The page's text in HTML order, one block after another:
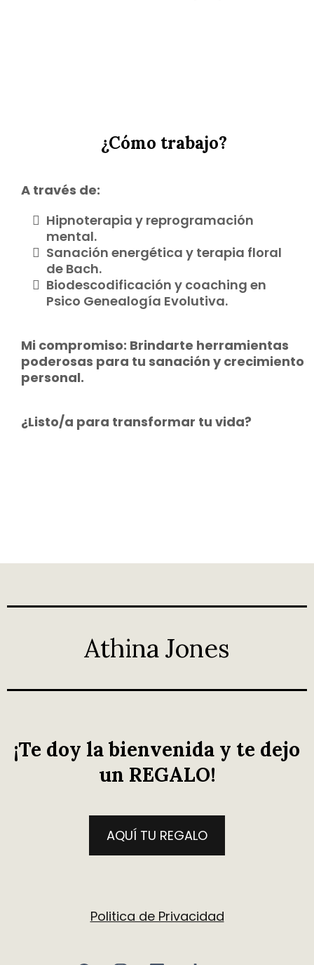
¿Cómo trabajo?
A través de:
Hipnoterapia y reprogramación
mental.
Sanación energética y terapia floral
de Bach.
Biodescodificación y coaching en
Psico Genealogía Evolutiva.
Mi compromiso: Brindarte herramientas
poderosas para tu sanación y crecimiento
personal.
¿Listo/a para transformar tu vida?
Athina Jones
¡Te doy la bienvenida y te dejo
un REGALO!
AQUÍ TU REGALO
Politica de Privacidad